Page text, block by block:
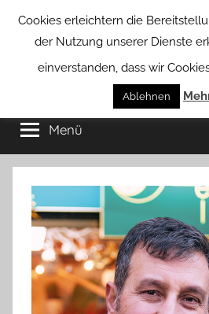
Borstel
von
Groß
Borstel
Menü
Cookies erleichtern die
der Nutzung unserer Dienste
einverstanden, dass wir
Ablehnen